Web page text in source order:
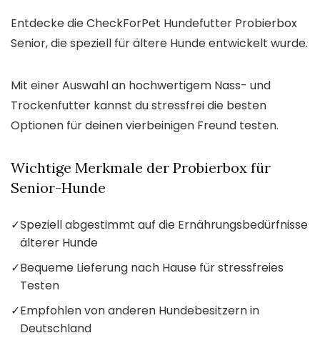
Entdecke die CheckForPet Hundefutter Probierbox
Senior, die speziell für ältere Hunde entwickelt wurde.
Mit einer Auswahl an hochwertigem Nass- und
Trockenfutter kannst du stressfrei die besten
Optionen für deinen vierbeinigen Freund testen.
Wichtige Merkmale der Probierbox für
Senior-Hunde
✓Speziell abgestimmt auf die Ernährungsbedürfnisse
älterer Hunde
✓Bequeme Lieferung nach Hause für stressfreies
Testen
✓Empfohlen von anderen Hundebesitzern in
Deutschland